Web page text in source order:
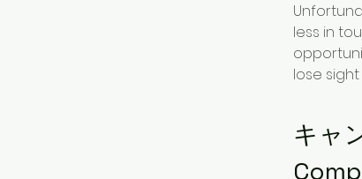
less in
lose
キャ